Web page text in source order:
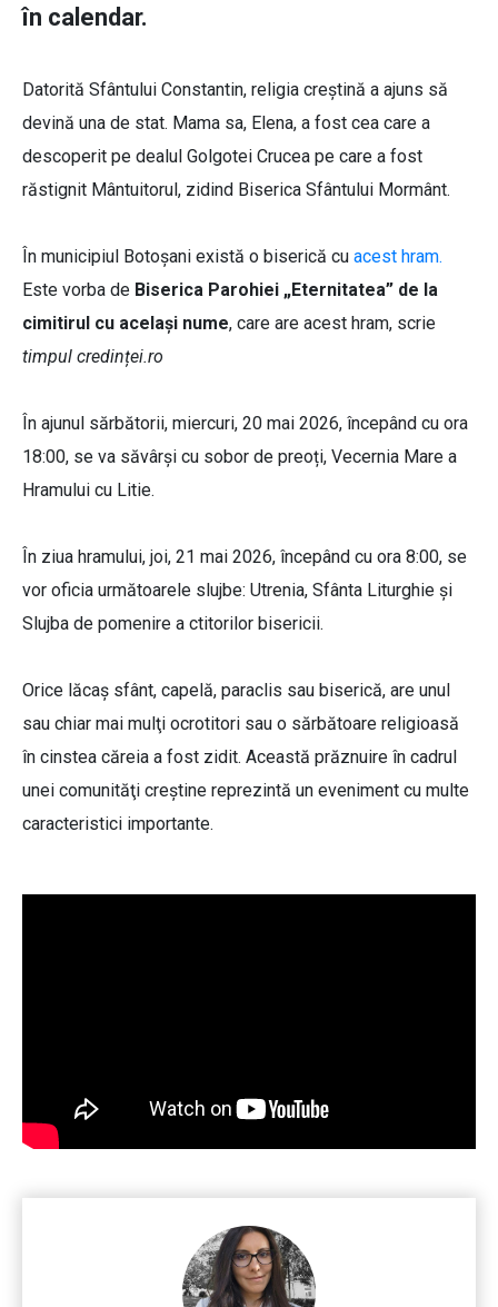
în calendar.
Datorită Sfântului Constantin, religia creștină a ajuns să
devină una de stat. Mama sa, Elena, a fost cea care a
descoperit pe dealul Golgotei Crucea pe care a fost
răstignit Mântuitorul, zidind Biserica Sfântului Mormânt.
În municipiul Botoșani există o biserică cu acest hram.
Este vorba de Biserica Parohiei „Eternitatea” de la
cimitirul cu același nume, care are acest hram, scrie
timpul credinței.ro
În ajunul sărbătorii, miercuri, 20 mai 2026, începând cu ora
18:00, se va săvârși cu sobor de preoți, Vecernia Mare a
Hramului cu Litie.
În ziua hramului, joi, 21 mai 2026, începând cu ora 8:00, se
vor oficia următoarele slujbe: Utrenia, Sfânta Liturghie și
Slujba de pomenire a ctitorilor bisericii.
Orice lăcaş sfânt, capelă, paraclis sau biserică, are unul
sau chiar mai mulţi ocrotitori sau o sărbătoare religioasă
în cinstea căreia a fost zidit. Această prăznuire în cadrul
unei comunităţi creştine reprezintă un eveniment cu multe
caracteristici importante.